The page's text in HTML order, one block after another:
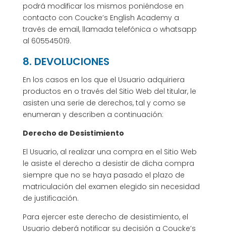
podrá modificar los mismos poniéndose en
contacto con Coucke’s English Academy a
través de email, llamada telefónica o whatsapp
al 605545019.
8. DEVOLUCIONES
En los casos en los que el Usuario adquiriera
productos en o través del Sitio Web del titular, le
asisten una serie de derechos, tal y como se
enumeran y describen a continuación:
Derecho de Desistimiento
El Usuario, al realizar una compra en el Sitio Web
le asiste el derecho a desistir de dicha compra
siempre que no se haya pasado el plazo de
matriculación del examen elegido sin necesidad
de justificación.
Para ejercer este derecho de desistimiento, el
Usuario deberá notificar su decisión a Coucke’s